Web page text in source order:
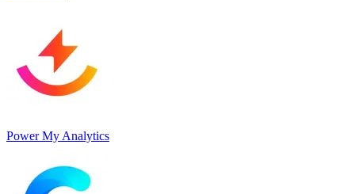
Power My Analytics